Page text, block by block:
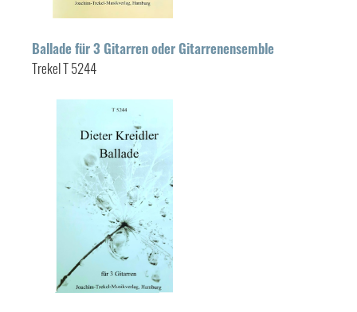
Ballade für 3 Gitarren oder Gitarrenensemble
Trekel T 5244